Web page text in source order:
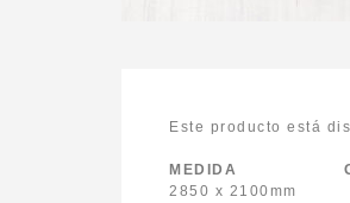
Este producto está
MEDIDA
2850 x